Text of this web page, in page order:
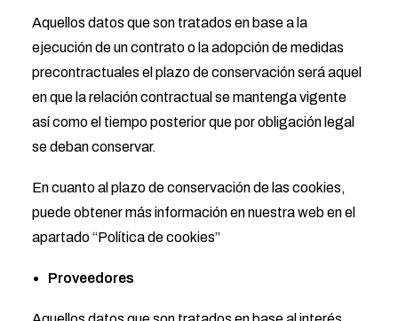
Aquellos datos que son tratados en base a la
ejecución de un contrato o la adopción de medidas
precontractuales el plazo de conservación será aquel
en que la relación contractual se mantenga vigente
así como el tiempo posterior que por obligación legal
se deban conservar.
En cuanto al plazo de conservación de las cookies,
puede obtener más información en nuestra web en el
apartado “Política de cookies”
Proveedores